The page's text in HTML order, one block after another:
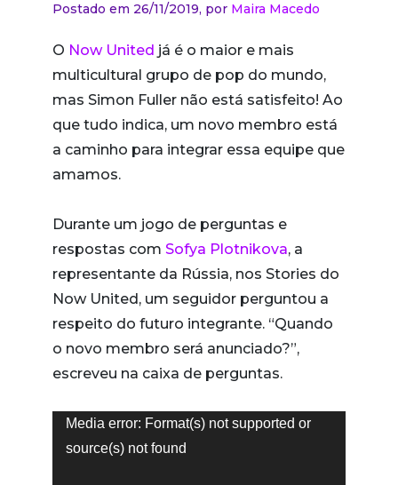
Postado em 26/11/2019, por Maira Macedo
O Now United já é o maior e mais
multicultural grupo de pop do mundo,
mas Simon Fuller não está satisfeito! Ao
que tudo indica, um novo membro está
a caminho para integrar essa equipe que
amamos.
Durante um jogo de perguntas e
respostas com Sofya Plotnikova, a
representante da Rússia, nos Stories do
Now United, um seguidor perguntou a
respeito do futuro integrante. “Quando
o novo membro será anunciado?”,
escreveu na caixa de perguntas.
Tocador
de
Media error: Format(s) not supported or
source(s) not found